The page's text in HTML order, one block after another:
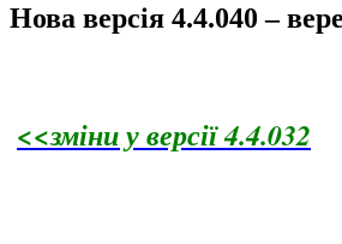
Нова версія 4.4.040 –
<<зміни у версії 4.4.032